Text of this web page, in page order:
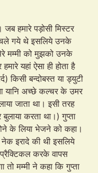
हमारे पड़ोसी मिस्टर
चले गये थे इसलिये उनके
मम्मी को मुझको उनके
यहां ऐसा ही होता है
किसी बन्दोबस्त या ड्युटी
यानि अच्छे कल्चर के उमर
जाता था। इसी तरह
करता था।) गुप्ता
के लिया भेजने को कहा।
नेक इरादे की थी इसलिये
करके वापस
मम्मी ने कहा कि गुप्ता